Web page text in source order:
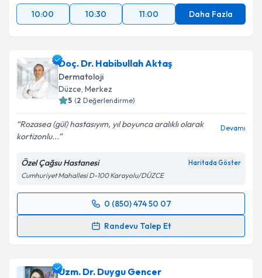
10:00
10:30 11:00 Daha Fazla
Doç. Dr. Habibullah Aktaş
Dermatoloji
Düzce, Merkez
5 (2 Değerlendirme)
Rozasea (gül) hastasıyım, yıl boyunca aralıklı olarak
kortizonlu...
Devamı
Özel Çağsu Hastanesi Haritada Göster
Cumhuriyet Mahallesi D-100 Karayolu/DÜZCE
0 (850) 474 50 07
Randevu Talep Et
Randevu Takvimi Talebi
takvim hazırlandığında e-posta ile bilgilendireceğiz.
Uzm. Dr. Duygu Gencer